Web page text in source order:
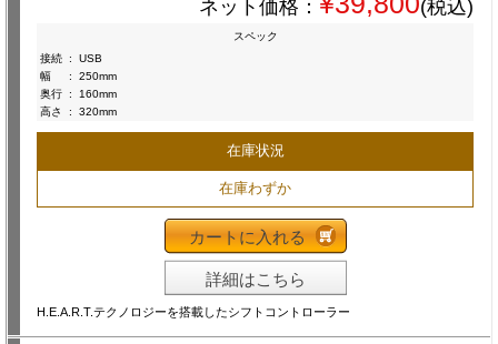
ネット価格： (税込)
スペック
接続 :
USB
幅
:
250mm
奥行 :
160mm
高さ
: 320mm
在庫状況
在庫わずか
カートに入れる
詳細はこちら
H.E.A.R.T.テクノロジーを搭載したシフトコントローラー